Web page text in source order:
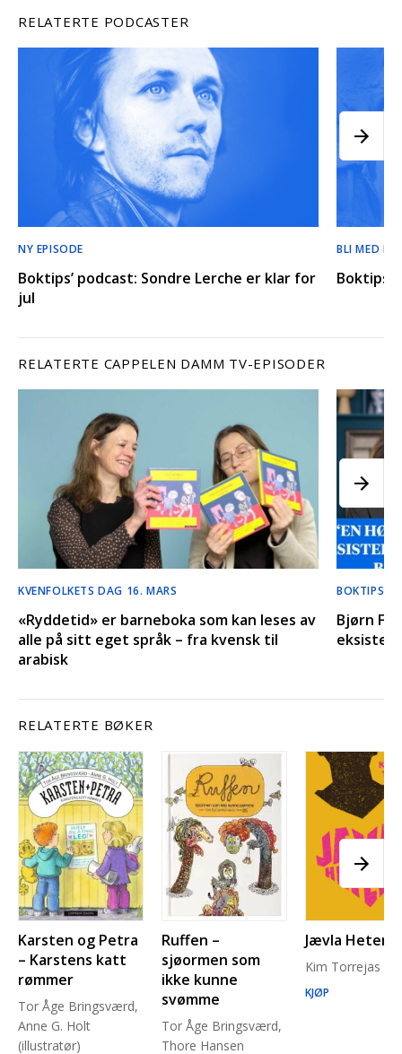
RELATERTE PODCASTER
NY EPISODE
Boktips’ podcast: Sondre Lerche er klar for
jul
BLI MED
Boktips’
RELATERTE CAPPELEN DAMM TV-EPISODER
KVENFOLKETS DAG 16. MARS
«Ryddetid» er barneboka som kan leses av
alle på sitt eget språk – fra kvensk til
arabisk
BOKTIPS
Bjørn F.
RELATERTE BØKER
Karsten og Petra
– Karstens katt
rømmer
Tor Åge Bringsværd,
Anne G. Holt
(illustratør)
Ruffen –
sjøormen som
ikke kunne
svømme
Tor Åge Bringsværd,
Thore Hansen
Jævla Hetero
Kim Torrejas
KJØP